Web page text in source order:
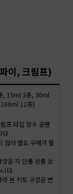
이, 크림프)
, 15ml 3종, 30ml
12종)
프 타입 향수 공병
다.
않아 별도 구매가 필
은 각 단품 상품 상
다.
본 키트 구성은 변